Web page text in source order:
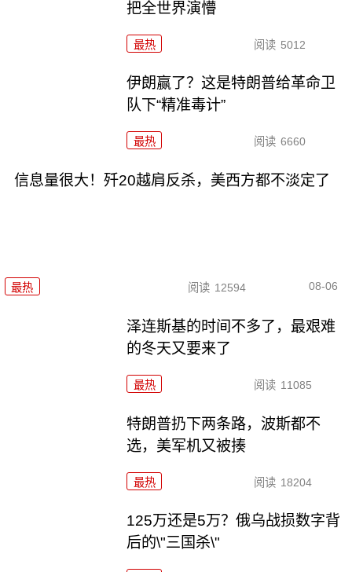
把全世界演懵
最热 阅读 5012
伊朗赢了？这是特朗普给革命卫
队下“精准毒计”
最热 阅读 6660
信息量很大！歼20越肩反杀，美西方都不淡定了
最热 阅读 12594 08-06
泽连斯基的时间不多了，最艰难
的冬天又要来了
最热 阅读 11085
特朗普扔下两条路，波斯都不
选，美军机又被揍
最热 阅读 18204
125万还是5万？俄乌战损数字背
后的\"三国杀\"